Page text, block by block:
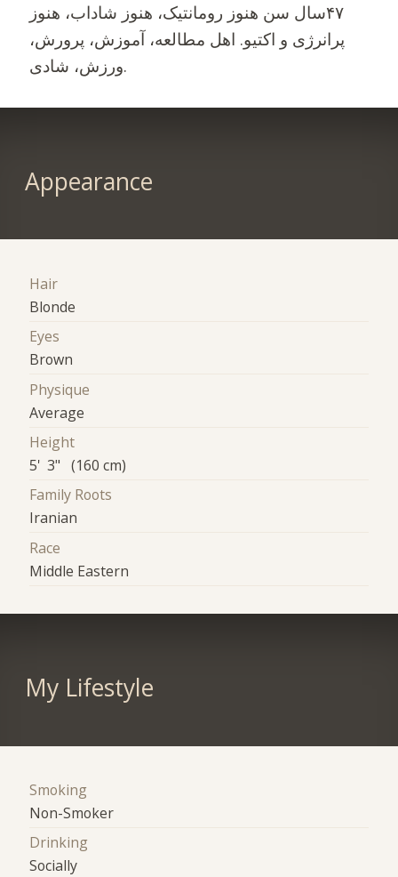
۴۷سال سن هنوز رومانتیک، هنوز شاداب، هنوز
پرانرژی و اکتیو. اهل مطالعه، آموزش، پرورش،
ورزش، شادی.
Appearance
Hair
Blonde
Eyes
Brown
Physique
Average
Height
5' 3" (160 cm)
Family Roots
Iranian
Race
Middle Eastern
My Lifestyle
Smoking
Non-Smoker
Drinking
Socially